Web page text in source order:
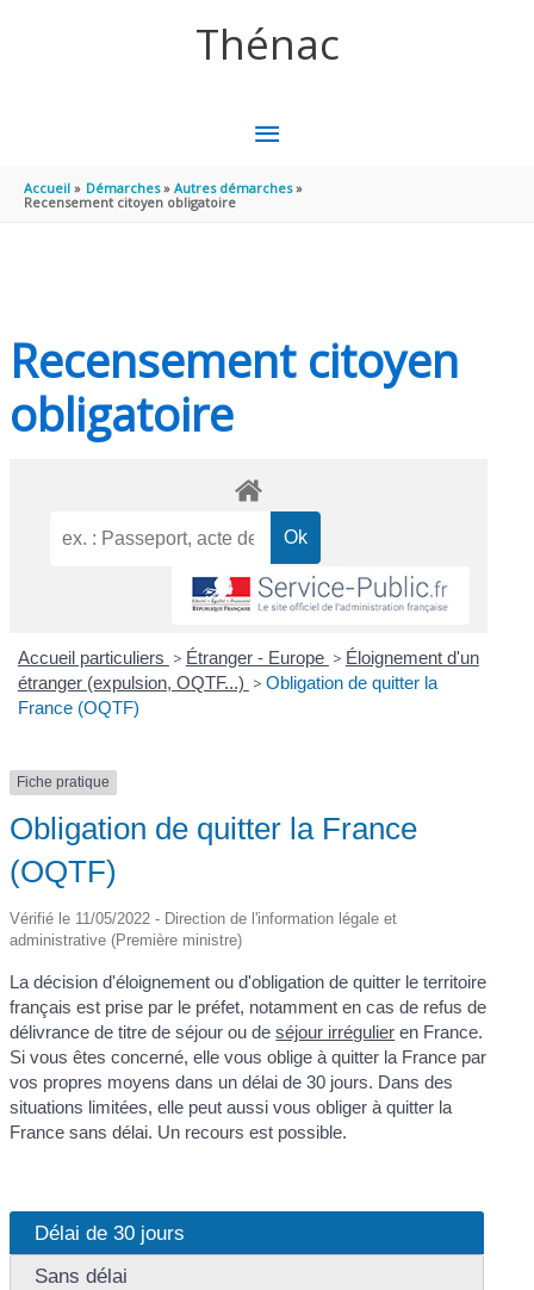
Thénac
MENU
PRINCIPAL
Accueil Démarches
Autres démarches
Recensement citoyen obligatoire
Recensement citoyen
obligatoire
Accueil particuliers > Étranger - Europe > Éloignement d'un
étranger (expulsion, OQTF...) > Obligation de quitter la
France (OQTF)
Fiche pratique
Obligation de quitter la France
(OQTF)
Vérifié le 11/05/2022 - Direction de l'information légale et
administrative (Première ministre)
La décision d'éloignement ou d'obligation de quitter le territoire
français est prise par le préfet, notamment en cas de refus de
délivrance de titre de séjour ou deséjour irrégulier en France.
Si vous êtes concerné, elle vous oblige à quitter la France par
vos propres moyens dans un délai de 30 jours. Dans des
situations limitées, elle peut aussi vous obliger à quitter la
France sans délai. Un recours est possible.
Délai de 30 jours
Sans délai